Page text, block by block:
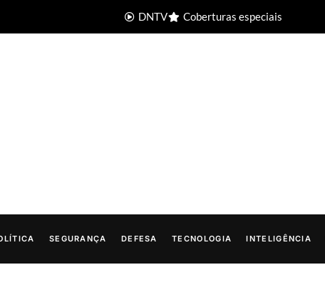
DNTV Coberturas especiais
SEGURANÇA DEFESA TECNOLOGIA INTELIGÊNCIA